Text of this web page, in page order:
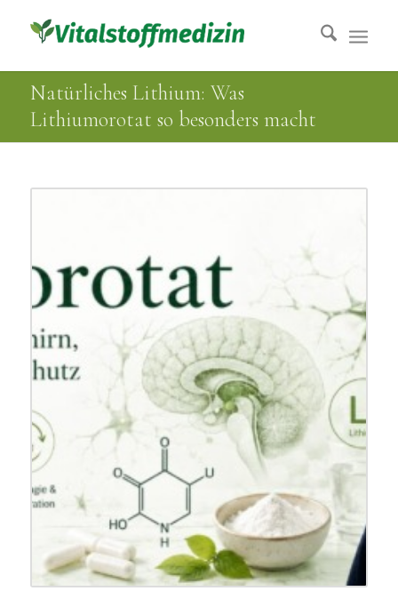
Natürliches Lithium: Was
Lithiumorotat so besonders macht